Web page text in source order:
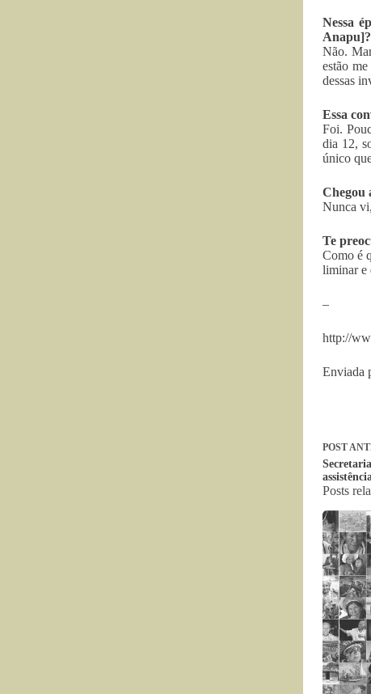
Nessa
Anapu]?
Não.
estão
dessas
Essa
Foi.
dia 12,
único
Chegou
Nunca
Te
Como é
liminar e
–
http://
Enviada
POST
Posts